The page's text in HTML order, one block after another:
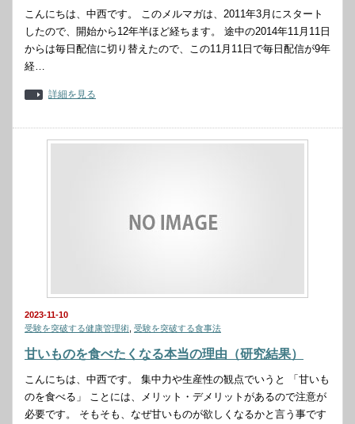
こんにちは、中西です。 このメルマガは、2011年3月にスタート
したので、開始から12年半ほど経ちます。 途中の2014年11月11日
からは毎日配信に切り替えたので、この11月11日で毎日配信が9年
経…
詳細を見る
2023-11-10
受験を突破する健康管理術 受験を突破する食事法
甘いものを食べたくなる本当の理由（研究結果）
こんにちは、中西です。 集中力や生産性の観点でいうと 「甘いも
のを食べる」 ことには、メリット・デメリットがあるので注意が
必要です。 そもそも、なぜ甘いものが欲しくなるかと言う事です